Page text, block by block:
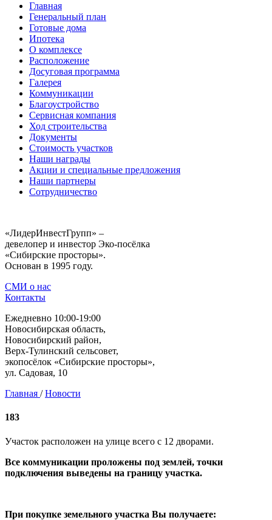
Главная
Генеральный план
Готовые дома
Ипотека
О комплексе
Расположение
Досуговая программа
Галерея
Коммуникации
Благоустройство
Сервисная компания
Ход строительства
Документы
Стоимость участков
Наши награды
Акции и специальные предложения
Наши партнеры
Сотрудничество
«ЛидерИнвестГрупп» –
девелопер и инвестор Эко-посёлка
«Сибирские просторы».
Основан в 1995 году.
СМИ о нас
Контакты
Ежедневно 10:00-19:00
Новосибирская область,
Новосибирский район,
Верх-Тулинский сельсовет,
экопосёлок «Сибирские просторы»,
ул. Садовая, 10
Главная / Новости
183
Участок расположен на улице всего с 12 дворами.
Все коммуникации проложены под землей, точки
подключения выведены на границу участка.
При покупке земельного участка Вы получаете: